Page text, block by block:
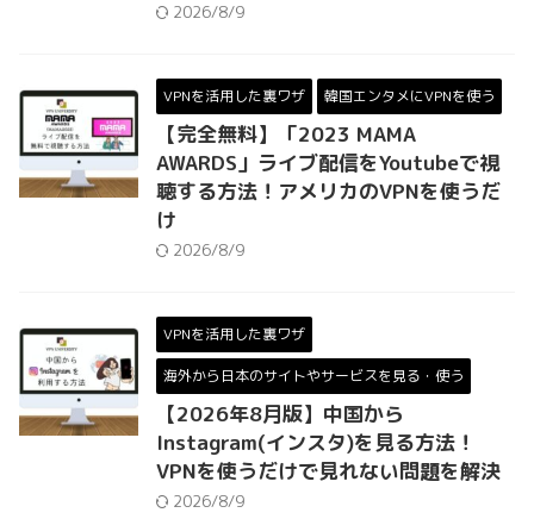
2026/8/9
VPNを活用した裏ワザ 韓国エンタメにVPNを使う
【完全無料】「2023 MAMA
AWARDS」ライブ配信をYoutubeで視
聴する方法！アメリカのVPNを使うだ
け
2026/8/9
VPNを活用した裏ワザ
海外から日本のサイトやサービスを見る・使う
【2026年8月版】中国から
Instagram(インスタ)を見る方法！
VPNを使うだけで見れない問題を解決
2026/8/9